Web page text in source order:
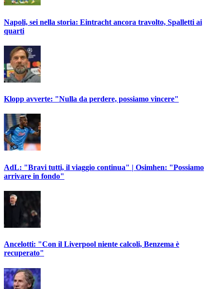
Napoli, sei nella storia: Eintracht ancora travolto, Spalletti ai
quarti
Klopp avverte: "Nulla da perdere, possiamo vincere"
AdL: "Bravi tutti, il viaggio continua" | Osimhen: "Possiamo
arrivare in fondo"
Ancelotti: "Con il Liverpool niente calcoli, Benzema è
recuperato"